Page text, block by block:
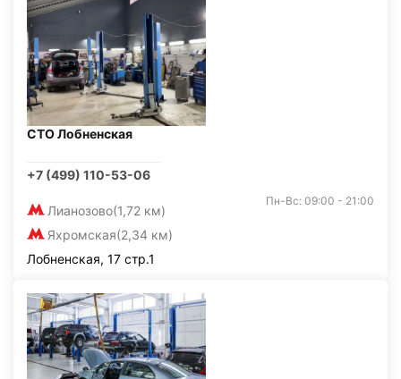
СТО Лобненская
+7 (499) 110-53-06
Лианозово(1,72 км)
Яхромская(2,34 км)
Пн-Вс: 09:00 - 21:00
Лобненская, 17 стр.1